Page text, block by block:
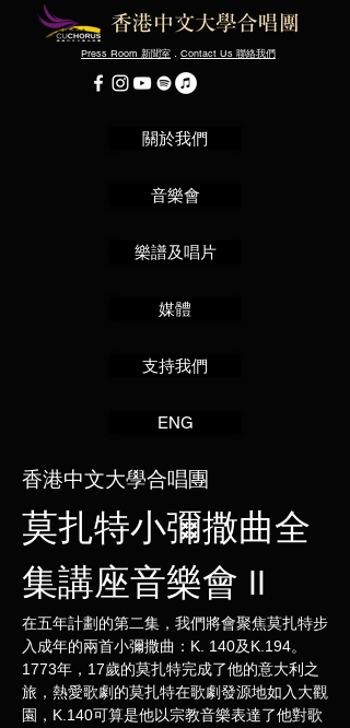
Press Room 新聞室 ． Contact Us 聯絡我們
關於我們
音樂會
樂譜及唱片
媒體
支持我們
ENG
香港中文大學合唱團
莫扎特小彌撒曲全
集講座音樂會 II
在五年計劃的第二集，我們將會聚焦莫扎特步
入成年的兩首小彌撒曲：K. 140及K.194。
1773年，17歲的莫扎特完成了他的意大利之
旅，熱愛歌劇的莫扎特在歌劇發源地如入大觀
園，K.140可算是他以宗教音樂表達了他對歌